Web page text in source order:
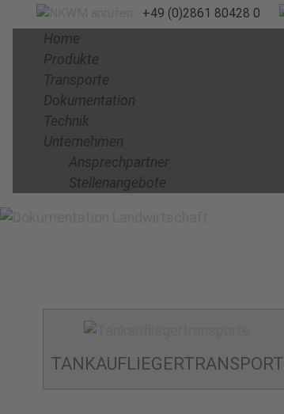
+49 (0)2861 80428 0
Home
Produkte
Transporte
Dokumentation
Technik
Unternehmen
Ansprechpartner
Stellenangebote
TANKAUFLIEGER­TRANSPORT